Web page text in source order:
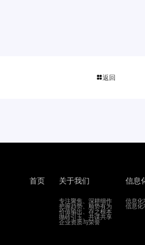
返回
首页 关于我们
专注聚焦、深耕细作
把握趋势、顺势有为
价值输出、存之根本
抛砖引玉、共谋共享
企业资质与荣誉
信息
信息化
信息化